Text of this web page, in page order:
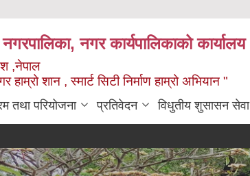
नगर कार्यपालिकाको कार्यालय
,नेपाल
हाम्रो शान , स्मार्ट सिटी निर्माण हाम्रो अभियान "
तथा परियोजना प्रतिवेदन विधुतीय शुसासन सेवा